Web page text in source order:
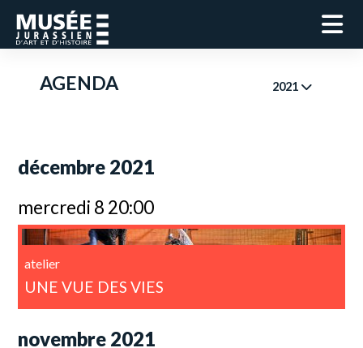
AGENDA 2021
décembre 2021
mercredi 8 20:00
atelier
UNE VUE DES VIES
novembre 2021